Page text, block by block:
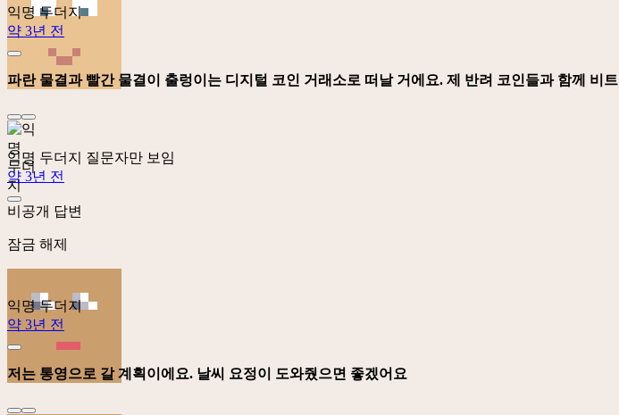
익명 두더지
약 3년 전
파란 물결과 빨간 물결이 출렁이는 디지털 코인 거래소로 떠날 거에요. 제 반려 코인들과 함께 비
익명 두더지
질문자만 보임
약 3년 전
비공개 답변
잠금 해제
익명 두더지
약 3년 전
저는 통영으로 갈 계획이에요. 날씨 요정이 도와줬으면 좋겠어요